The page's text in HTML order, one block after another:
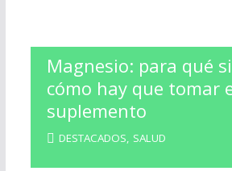
Magnesio: para qué
cómo hay que tomar
suplemento
DESTACADOS SALUD